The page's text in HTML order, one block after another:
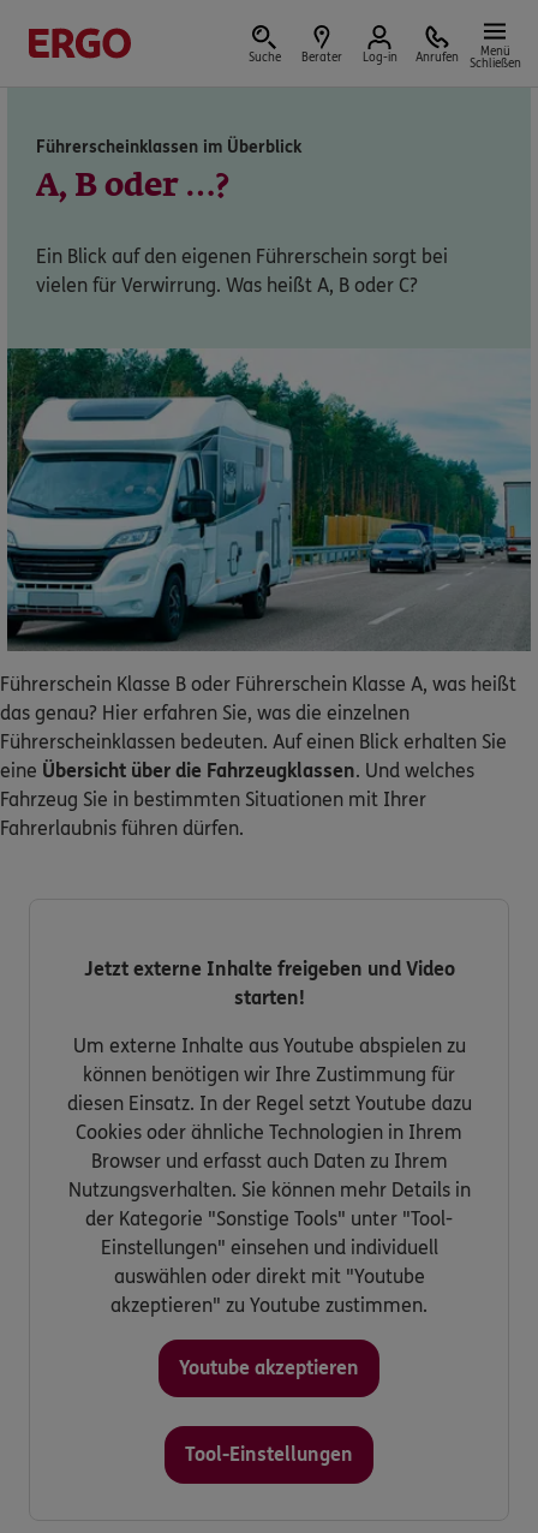
Suche Berater Log-in Anrufen
Menü
Schließen
Versicherungen & Finanzen
Reform der privaten Altersvorsorge
Jetzt Förderung selbst berechnen.
Jetzt informieren
Nicht sicher, was Sie benötigen?
Dann lassen Sie sich helfen.
Service
Meine Versicherungen
Sehen Sie auf einen Blick Ihre Versicherungen bei ERGO,
Bequem online oder telefonisch.
Kontakt
Meine Versicherungen
Sehen Sie auf einen Blick Ihre Versicherungen bei ERGO,
dem ERGO Rechtsschutz und der DKV.
Zum Kundenportal
Führerscheinklassen im Überblick
A, B oder …?
Ein Blick auf den eigenen Führerschein sorgt bei
vielen für Verwirrung. Was heißt A, B oder C?
Führerschein Klasse B oder Führerschein Klasse A, was heißt
das genau? Hier erfahren Sie, was die einzelnen
Führerscheinklassen bedeuten. Auf einen Blick erhalten Sie
eine Übersicht über die Fahrzeugklassen. Und welches
Fahrzeug Sie in bestimmten Situationen mit Ihrer
Fahrerlaubnis führen dürfen.
Jetzt externe Inhalte freigeben und Video
starten!
Um externe Inhalte aus Youtube abspielen zu
können benötigen wir Ihre Zustimmung für
diesen Einsatz. In der Regel setzt Youtube dazu
Cookies oder ähnliche Technologien in Ihrem
Browser und erfasst auch Daten zu Ihrem
Nutzungsverhalten. Sie können mehr Details in
der Kategorie "Sonstige Tools" unter "Tool-
Einstellungen" einsehen und individuell
auswählen oder direkt mit "Youtube
akzeptieren" zu Youtube zustimmen.
Youtube akzeptieren
Tool-Einstellungen